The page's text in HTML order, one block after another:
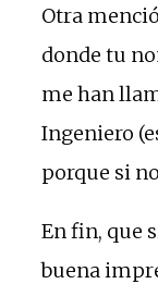
Otra
donde tu
me han
Ingeniero
porque si
En fin, que
buena